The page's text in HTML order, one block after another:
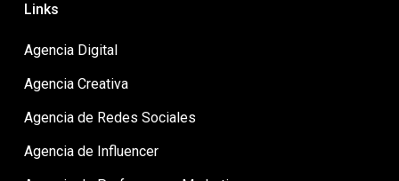
Links
Agencia Digital
Agencia Creativa
Agencia de Redes Sociales
Agencia de Influencer